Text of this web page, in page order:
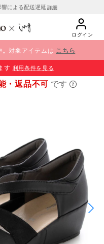
響による配送遅延 詳細
ログイン
。対象アイテムは こちら
す 利用条件を見る
・返品不可 です